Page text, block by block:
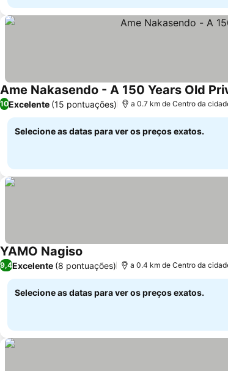
Ame Nakasendo - A 150 Years Old
10Excelente (15 pontuações) a 0.7 km de Centro da
Selecione as datas para ver os preços exatos.
YAMO Nagiso Ver preços
9,4Excelente (8 pontuações) a 0.4 km de Centro da
Selecione as datas para ver os preços exatos.